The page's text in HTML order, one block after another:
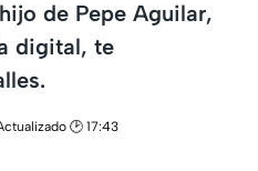
de Pepe Aguilar,
digital, te
Actualizado 🕑 17:43